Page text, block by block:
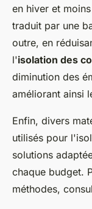
en hiver et
traduit par une
outre, en
l'isolation des
diminution des
améliorant ainsi
Enfin, divers
utilisés pour
solutions
chaque budget.
méthodes,